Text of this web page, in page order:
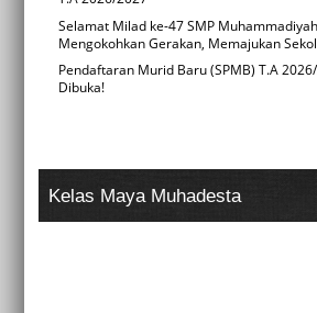
Selamat Milad ke-47 SMP
Mengokohkan Gerakan, Memajukan
Pendaftaran Murid Baru (SPMB) T.A
Dibuka!
Kelas Maya Muhadesta